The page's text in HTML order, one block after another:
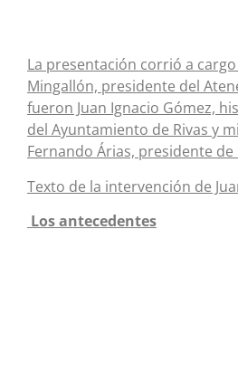
La presentación corrió a cargo
Mingallón, presidente del
fueron Juan Ignacio Gómez,
del Ayuntamiento de Rivas y
Fernando Árias, presidente de
Texto de la intervención de
Los antecedentes